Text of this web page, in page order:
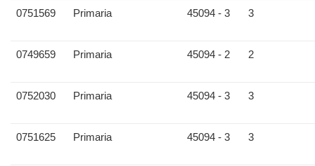
0751569 Primaria 45094 - 3 3
0749659 Primaria 45094 - 2 2
0752030 Primaria 45094 - 3 3
0751625 Primaria 45094 - 3 3